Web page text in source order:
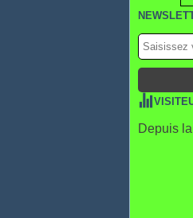
Depuis